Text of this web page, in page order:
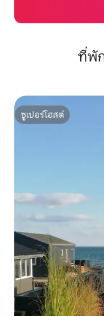
ที่พั
ซูเปอร์โฮสต์
ซูเปอร์โฮสต์